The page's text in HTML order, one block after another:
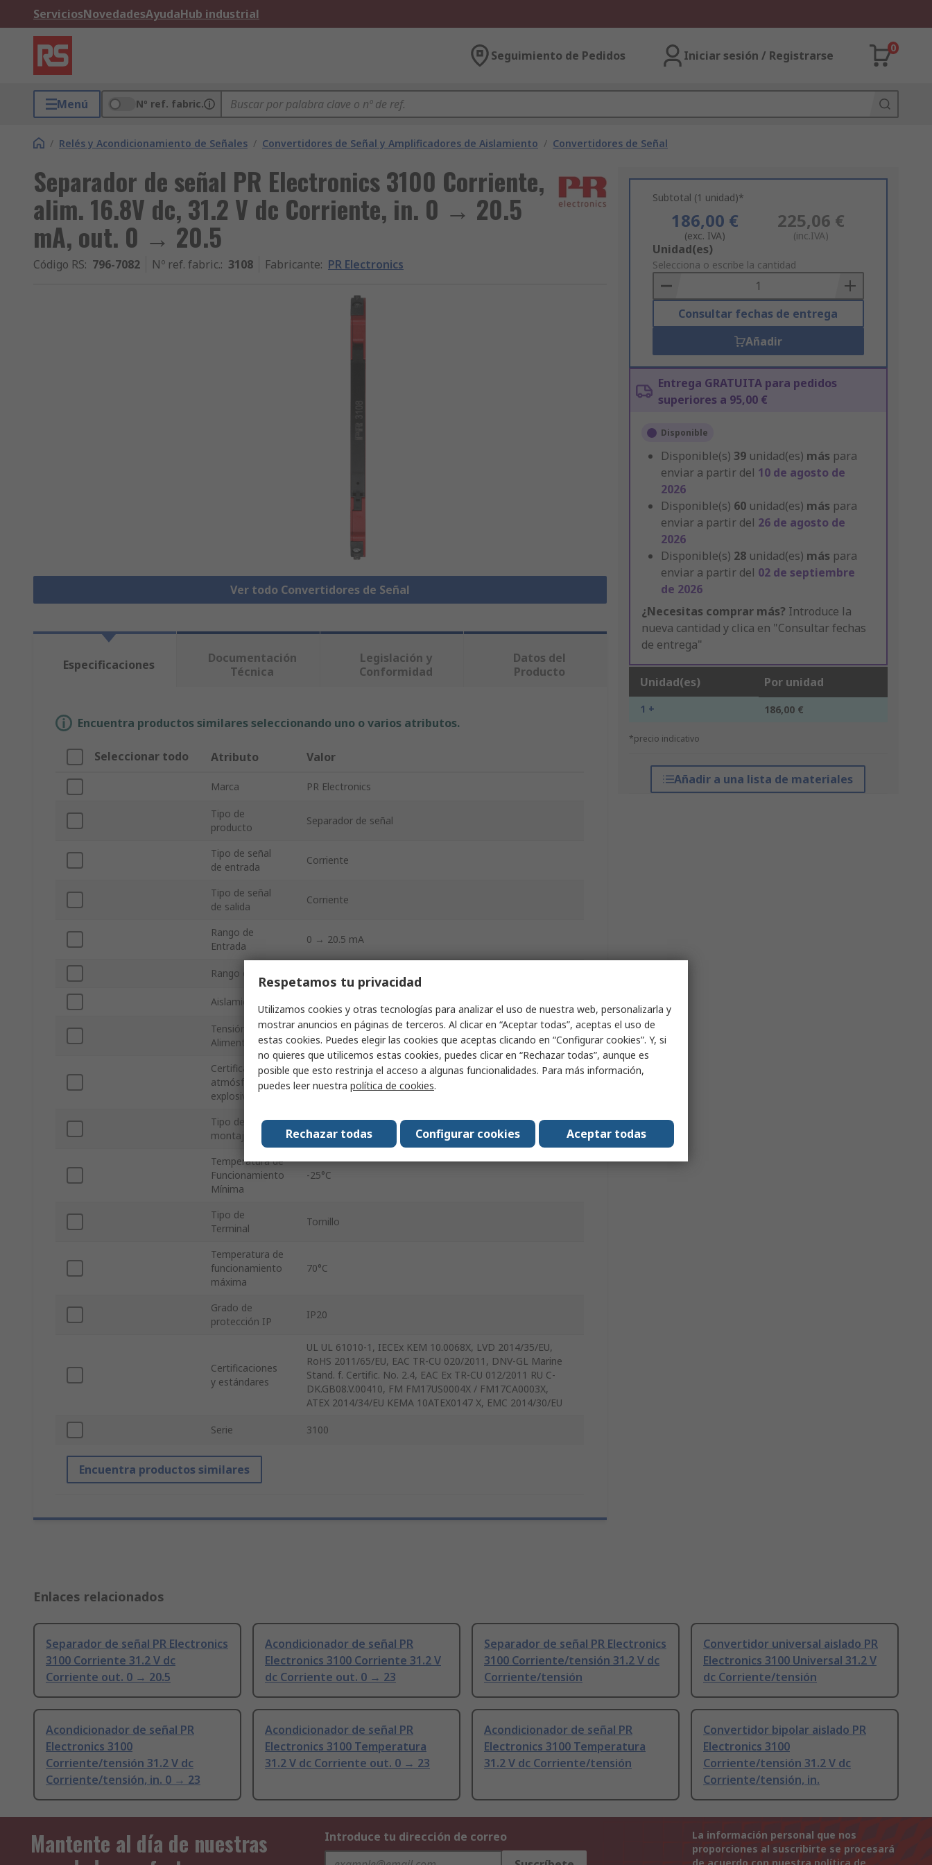
ServiciosNovedadesAyudaHub industrial
Seguimiento de Pedidos Iniciar sesión / Registrarse
0
Menú Nº ref. fabric.
/ Relés y Acondicionamiento de Señales / Convertidores de Señal y Amplificadores de Aislamiento / Convertidores de Señal
Separador de señal PR Electronics 3100 Corriente,
alim. 16.8V dc, 31.2 V dc Corriente, in. 0 → 20.5
mA, out. 0 → 20.5
Código RS: 796-7082 Nº ref. fabric.: 3108 Fabricante: PR Electronics
Ver todo Convertidores de Señal
Subtotal (1 unidad)*
186,00 €
(exc. IVA)
225,06 €
(inc.IVA)
Add
to
Basket
Unidad(es)
Selecciona o escribe la cantidad
Consultar fechas de entrega
Añadir
Entrega GRATUITA para pedidos
superiores a 95,00 €
Disponible
Disponible(s) 39 unidad(es) más para
enviar a partir del 10 de agosto de
2026
Disponible(s) 60 unidad(es) más para
enviar a partir del 26 de agosto de
2026
Disponible(s) 28 unidad(es) más para
enviar a partir del 02 de septiembre
de 2026
¿Necesitas comprar más? Introduce la
nueva cantidad y clica en "Consultar fechas
de entrega"
Unidad(es) Por unidad
1 + 186,00 €
*precio indicativo
Añadir a una lista de materiales
Especificaciones
Documentación
Técnica
Legislación y
Conformidad
Datos del
Producto
Encuentra productos similares seleccionando uno o varios atributos.
Seleccionar todo Atributo Valor
Marca PR Electronics
Tipo de
producto
Separador de señal
Tipo de señal
de entrada
Corriente
Tipo de señal
de salida
Corriente
Rango de
Entrada
0 → 20.5 mA
Rango de Salida
Aislamiento
Tensión de
Alimentación
16.8, 31.2V dc
Certificación de
atmósferas
explosivas
ATEX
Tipo de
montaje
Carril DIN
Temperatura de
Funcionamiento
Mínima
-25°C
Tipo de
Terminal
Tornillo
Temperatura de
funcionamiento
máxima
70°C
Grado de
protección IP
IP20
Certificaciones
y estándares
UL UL 61010-1, IECEx KEM 10.0068X, LVD 2014/35/EU,
RoHS 2011/65/EU, EAC TR-CU 020/2011, DNV-GL Marine
Stand. f. Certific. No. 2.4, EAC Ex TR-CU 012/2011 RU C-
DK.GB08.V.00410, FM FM17US0004X / FM17CA0003X,
ATEX 2014/34/EU KEMA 10ATEX0147 X, EMC 2014/30/EU
Serie 3100
Encuentra productos similares
Enlaces relacionados
Separador de señal PR Electronics
3100 Corriente 31.2 V dc
Corriente out. 0 → 20.5
Acondicionador de señal PR
Electronics 3100 Corriente 31.2 V
dc Corriente out. 0 → 23
Separador de señal PR Electronics
3100 Corriente/tensión 31.2 V dc
Corriente/tensión
Convertidor universal aislado PR
Electronics 3100 Universal 31.2 V
dc Corriente/tensión
Acondicionador de señal PR
Electronics 3100
Corriente/tensión 31.2 V dc
Corriente/tensión, in. 0 → 23
Acondicionador de señal PR
Electronics 3100 Temperatura
31.2 V dc Corriente out. 0 → 23
Acondicionador de señal PR
Electronics 3100 Temperatura
31.2 V dc Corriente/tensión
Convertidor bipolar aislado PR
Electronics 3100
Corriente/tensión 31.2 V dc
Corriente/tensión, in.
Mantente al día de nuestras
Introduce tu dirección de correo
La información personal que nos
proporciones al suscribirte se procesará
Respetamos tu privacidad
Utilizamos cookies y otras tecnologías para analizar el uso de nuestra web, personalizarla y
mostrar anuncios en páginas de terceros. Al clicar en “Aceptar todas”, aceptas el uso de
estas cookies. Puedes elegir las cookies que aceptas clicando en “Configurar cookies”. Y, si
no quieres que utilicemos estas cookies, puedes clicar en “Rechazar todas”, aunque es
posible que esto restrinja el acceso a algunas funcionalidades. Para más información,
puedes leer nuestra política de cookies.
Aceptar todas
Configurar cookies
Rechazar todas